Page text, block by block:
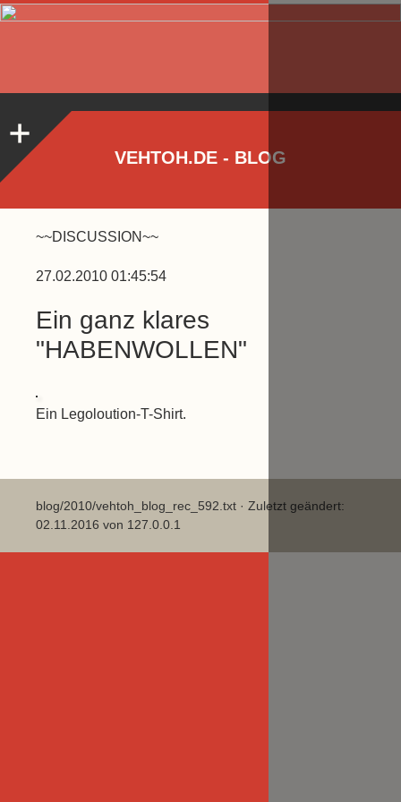
VEHTOH.DE - BLOG
~~DISCUSSION~~
27.02.2010 01:45:54
Ein ganz klares
"HABENWOLLEN"
Ein Legoloution-T-Shirt.
blog/2010/vehtoh_blog_rec_592.txt · Zuletzt geändert:
02.11.2016 von 127.0.0.1